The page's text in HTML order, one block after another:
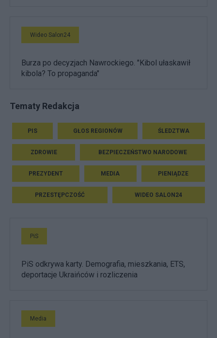
Wideo Salon24
Burza po decyzjach Nawrockiego. "Kibol ułaskawił
kibola? To propaganda"
Tematy Redakcja
PIS GŁOS REGIONÓW ŚLEDZTWA
ZDROWIE BEZPIECZEŃSTWO NARODOWE
PREZYDENT MEDIA PIENIĄDZE
PRZESTĘPCZOŚĆ WIDEO SALON24
PiS
PiS odkrywa karty. Demografia, mieszkania, ETS,
deportacje Ukraińców i rozliczenia
Media